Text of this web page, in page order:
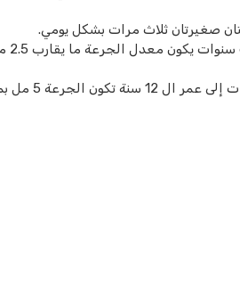
إن الجرعة
إن الجرعة المسموح بها بالنسبة للأطفال الذين تتراوح أعمارهم من عمر ال 6 سنوات إلى